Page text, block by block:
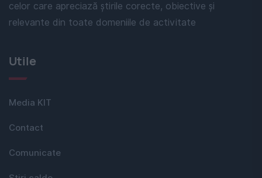
celor care apreciază știrile corecte, obiective și
relevante din toate domeniile de activitate
Utile
Media KIT
Contact
Comunicate